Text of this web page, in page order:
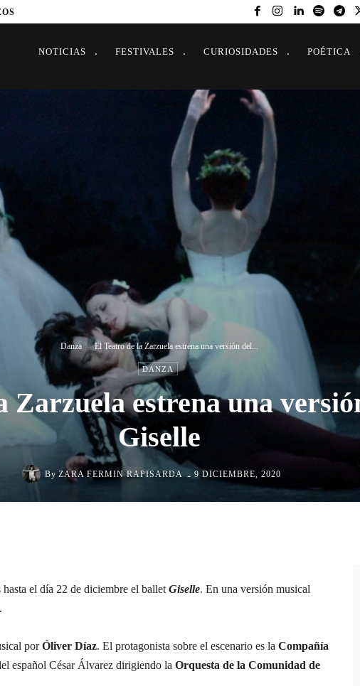
NOTICIAS FESTIVALES CURIOSIDADES POÉTICA
Danza El Teatro de la Zarzuela estrena una versión del...
DANZA
Zarzuela estrena una
Giselle
By ZARA FERMIN RAPISARDA - 9 DICIEMBRE, 2020
el día 22 de diciembre el ballet Giselle. En una versión musical
.
porÓliver Díaz. El protagonista sobre el escenario es la Compañía
español César Álvarez dirigiendo la Orquesta de la Comunidad de